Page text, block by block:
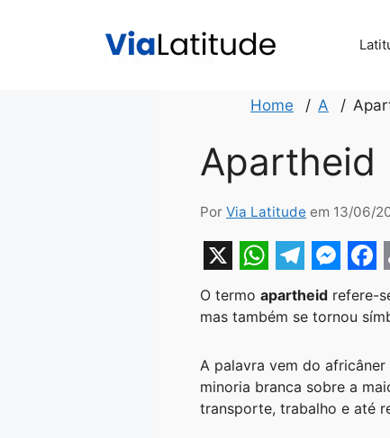
Home A
Apartheid
Por Via Latitude em 13/06/
X W
h
t
s
T
e
e
g
M
e
s
e
F
a
e
b
O termo apartheid refere-
mas também se tornou
A palavra vem do
minoria branca sobre a
transporte, trabalho e até